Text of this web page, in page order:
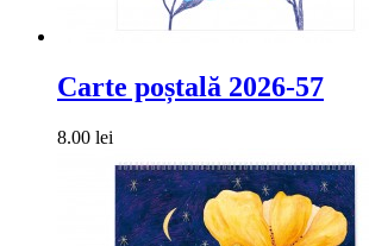
Carte poștală 2026-57
8.00 lei